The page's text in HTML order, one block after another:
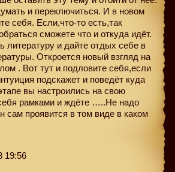
и переключиться. И в новом
себя. Если,что-то есть,так
сможете что и откуда идёт.
литературу и дайте отдых себе в
Откроется новый взгляд на
. Вот тут и подловите себя,если
подскажет и поведёт куда
вы настроились на свою
рамками и ждёте …..Не надо
сам проявится в том виде в каком
19:56